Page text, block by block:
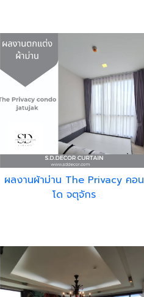
ผลงานผ้าม่าน The Privacy คอน
โด จตุจักร